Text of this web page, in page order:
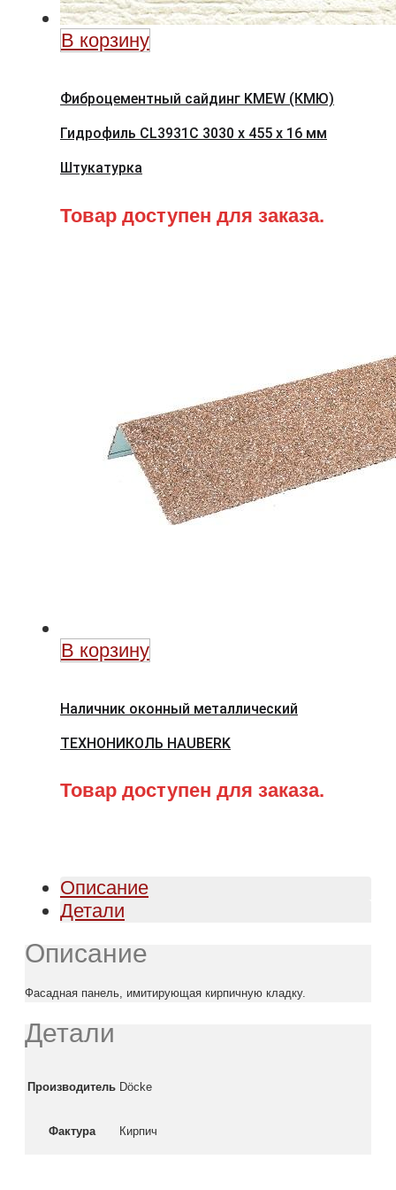
В корзину
Фиброцементный сайдинг KMEW (КМЮ)
Гидрофиль CL3931C 3030 x 455 x 16 мм
Штукатурка
Товар доступен для заказа.
В корзину
Наличник оконный металлический
ТЕХНОНИКОЛЬ HAUBERK
Товар доступен для заказа.
Описание
Детали
Описание
Фасадная панель, имитирующая кирпичную кладку.
Детали
Производитель Döcke
Фактура Кирпич